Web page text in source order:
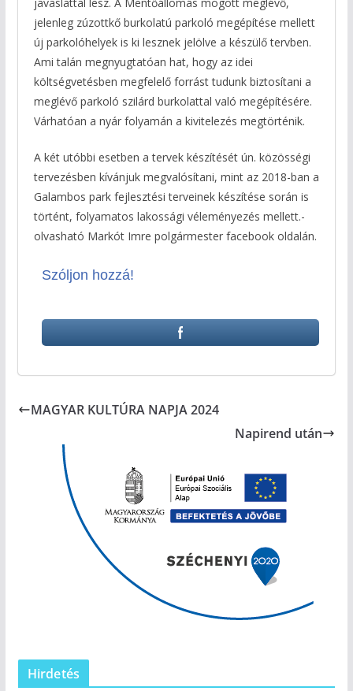
jelenleg zúzottkő burkolatú parkoló megépítése mellett
új parkolóhelyek is ki lesznek jelölve a készülő tervben.
Ami talán megnyugtatóan hat, hogy az idei
költségvetésben megfelelő forrást tudunk biztosítani a
meglévő parkoló szilárd burkolattal való megépítésére.
Várhatóan a nyár folyamán a kivitelezés megtörténik.
A két utóbbi esetben a tervek készítését ún. közösségi
tervezésben kívánjuk megvalósítani, mint az 2018-ban a
Galambos park fejlesztési terveinek készítése során is
történt, folyamatos lakossági véleményezés mellett.-
olvasható Markót Imre polgármester facebook oldalán.
Szóljon hozzá!
MAGYAR KULTÚRA NAPJA 2024
Napirend után
Hirdetés